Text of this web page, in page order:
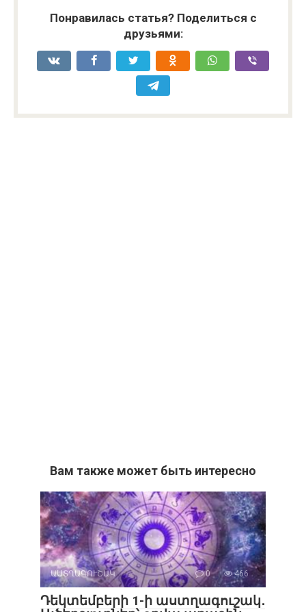
Понравилась статья? Поделиться с
друзьями:
Вам также может быть интересно
ԱՍՏՂԱԳՈՒՇԱԿ 0 466
Դեկտեմբերի 1-ի աստղագուշակ․